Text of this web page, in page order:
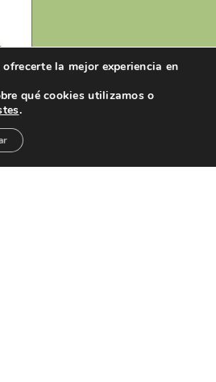
la mejor experiencia en
qué cookies utilizamos o
.